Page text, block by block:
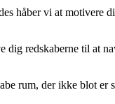
håber vi at motivere
redskaberne til at
rum, der ikke blot